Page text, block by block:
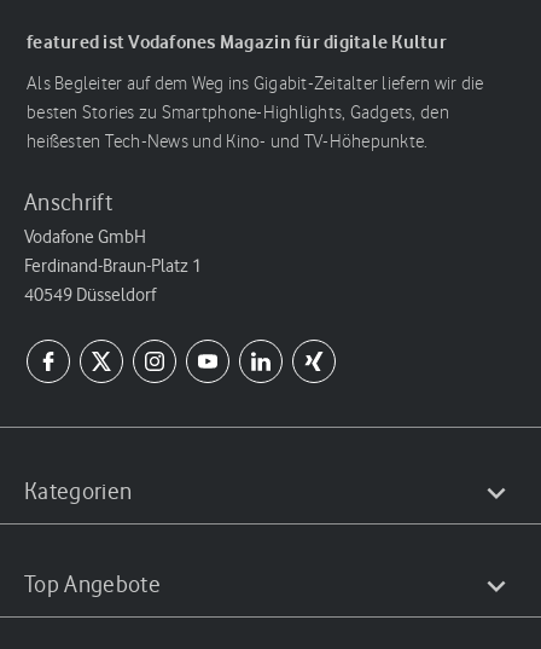
featured ist Vodafones Magazin für digitale Kultur
Als Begleiter auf dem Weg ins Gigabit-Zeitalter liefern wir die
besten Stories zu Smartphone-Highlights, Gadgets, den
heißesten Tech-News und Kino- und TV-Höhepunkte.
Anschrift
Vodafone GmbH
Ferdinand-Braun-Platz 1
40549 Düsseldorf
Kategorien
Top Angebote